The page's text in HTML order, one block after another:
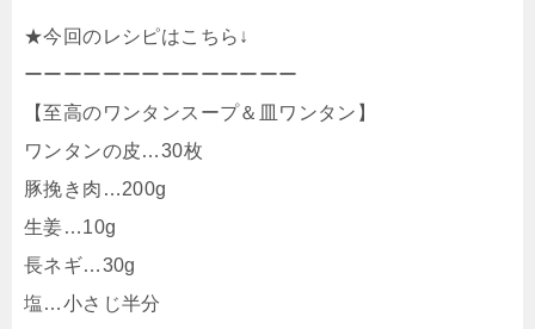
★今回のレシピはこちら↓
ーーーーーーーーーーーーーー
【至高のワンタンスープ＆皿ワンタン】
ワンタンの皮…30枚
豚挽き肉…200g
生姜…10g
長ネギ…30g
塩…小さじ半分